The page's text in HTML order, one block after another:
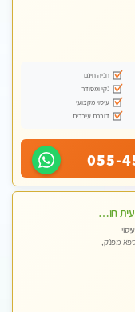
חניה חינם
נקי ומסודר
עיסוי מקצועי
דוברת עיברית
055-
עיסוי ממעסה מקצועית חוויה מעולם אחר שכל אחד צריך לנסות. מעסה צעירה ❤️ללא מין !!!
מפנק,